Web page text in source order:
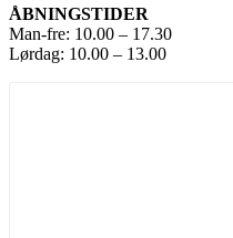
ÅBNINGSTIDER
Man-fre: 10.00 – 17.30
Lørdag: 10.00 – 13.00